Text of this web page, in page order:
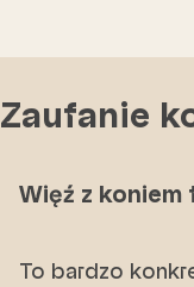
Zaufanie
Więź z
To bardzo